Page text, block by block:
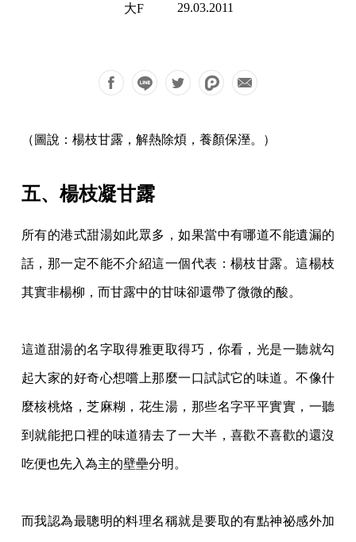
大F 29.03.2011
（圖說：楊枝甘露，解熱除煩，養顏保溼。）
五、楊枝凝甘露
所有的港式甜湯如此眾多，如果當中有哪道不能遺漏的
話，那一定不能不介紹這一個代表：楊枝甘露。這楊枝
其實非楊柳，而甘露中的甘味卻還帶了微微的酸。
這道甜湯的名字取得雅更取得巧，你看，光是一聽就勾
起大家的好奇心想嚐上那麼一口試試它的味道。不像什
麼核桃烙，芝麻糊，花生湯，那些名字平平實實，一聽
到就能把口裡的味道猜去了一大半，喜歡不喜歡的還沒
吃便也先入為主的壁壘分明。
而我認為最聰明的料理名稱就是要取的有點神祕感外加